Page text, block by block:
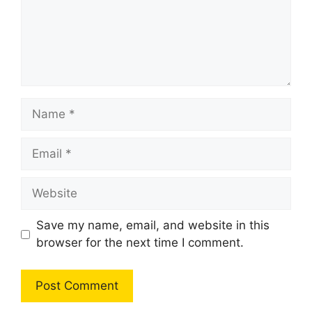
Name
Email
Website
Save my name, email, and website in this
browser for the next time I comment.